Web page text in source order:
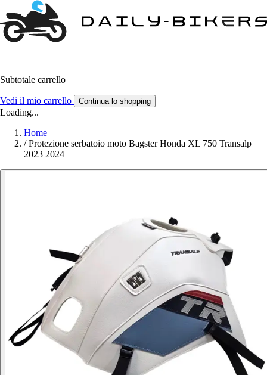
Subtotale carrello
Vedi il mio carrello Continua lo shopping
Loading...
Home
/ Protezione serbatoio moto Bagster Honda XL 750 Transalp
2023 2024